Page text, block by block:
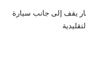
يقف إلى جانب سيارة